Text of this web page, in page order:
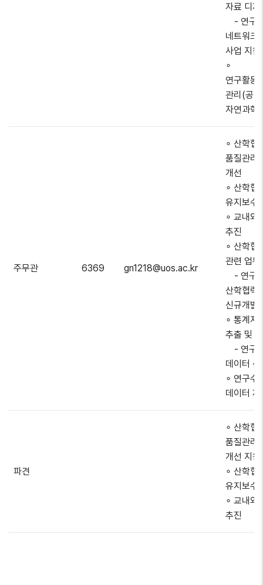
자료 디
- 연구
네트워크
사업 지원
∘
연구활동
관리(공
자연과학
주무관 6369 gn1218@uos.ac.kr
∘ 산학협
품질관리
개선
∘ 산학협
유지보수
∘ 교내외
추진
∘ 산학협
관련 업무
- 연구
산학협력
신규개발
∘ 통계자
추출 및
- 연구
데이터
∘ 연구수
데이터 제
파견
∘ 산학협
품질관리
개선 지원
∘ 산학협
유지보수
∘ 교내외
추진